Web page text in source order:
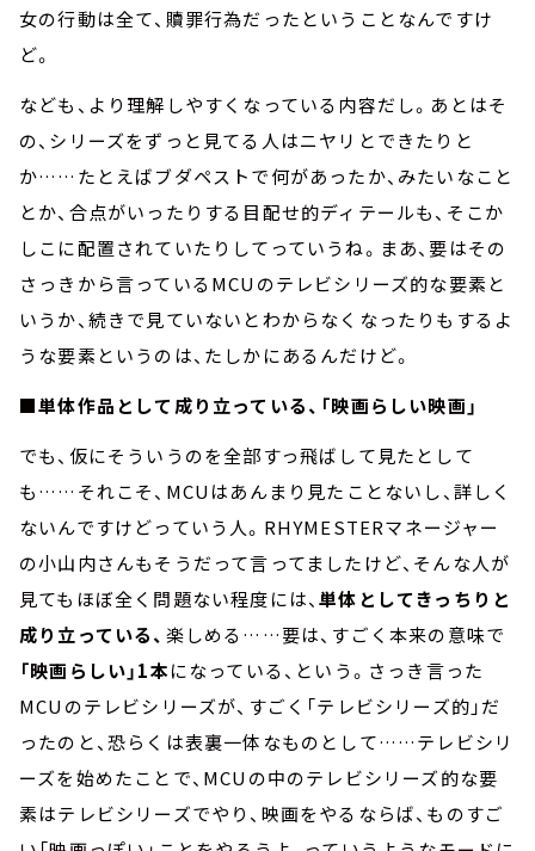
女の行動は全て、贖罪行為だったということなんですけ
ど。
なども、より理解しやすくなっている内容だし。あとはそ
の、シリーズをずっと見てる人はニヤリとできたりと
か……たとえばブダペストで何があったか、みたいなこと
とか、合点がいったりする目配せ的ディテールも、そこか
しこに配置されていたりしてっていうね。まあ、要はその
さっきから言っているMCUのテレビシリーズ的な要素と
いうか、続きで見ていないとわからなくなったりもするよ
うな要素というのは、たしかにあるんだけど。
■単体作品として成り立っている、「映画らしい映画」
でも、仮にそういうのを全部すっ飛ばして見たとして
も……それこそ、MCUはあんまり見たことないし、詳しく
ないんですけどっていう人。RHYMESTERマネージャー
の小山内さんもそうだって言ってましたけど、そんな人が
見てもほぼ全く問題ない程度には、単体としてきっちりと
成り立っている、 楽しめる……要は、すごく本来の意味で
「映画らしい」1本になっている、という。さっき言った
MCUのテレビシリーズが、すごく「テレビシリーズ的」だ
ったのと、恐らくは表裏一体なものとして……テレビシリ
ーズを始めたことで、MCUの中のテレビシリーズ的な要
素はテレビシリーズでやり、映画をやるならば、ものすご